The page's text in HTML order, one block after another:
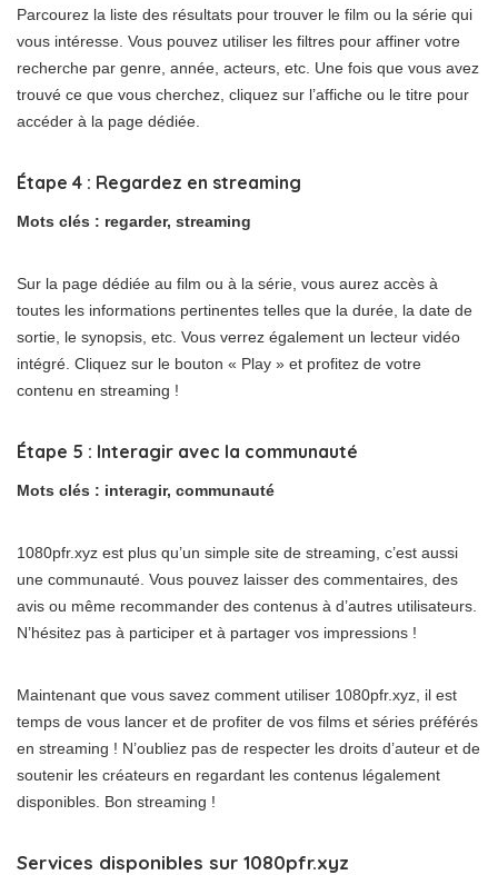
Parcourez la liste des résultats pour trouver le film ou la série qui
vous intéresse. Vous pouvez utiliser les filtres pour affiner votre
recherche par genre, année, acteurs, etc. Une fois que vous avez
trouvé ce que vous cherchez, cliquez sur l’affiche ou le titre pour
accéder à la page dédiée.
Étape 4 : Regardez en streaming
Mots clés : regarder, streaming
Sur la page dédiée au film ou à la série, vous aurez accès à
toutes les informations pertinentes telles que la durée, la date de
sortie, le synopsis, etc. Vous verrez également un lecteur vidéo
intégré. Cliquez sur le bouton « Play » et profitez de votre
contenu en streaming !
Étape 5 : Interagir avec la communauté
Mots clés : interagir, communauté
1080pfr.xyz est plus qu’un simple site de streaming, c’est aussi
une communauté. Vous pouvez laisser des commentaires, des
avis ou même recommander des contenus à d’autres utilisateurs.
N’hésitez pas à participer et à partager vos impressions !
Maintenant que vous savez comment utiliser 1080pfr.xyz, il est
temps de vous lancer et de profiter de vos films et séries préférés
en streaming ! N’oubliez pas de respecter les droits d’auteur et de
soutenir les créateurs en regardant les contenus légalement
disponibles. Bon streaming !
Services disponibles sur 1080pfr.xyz